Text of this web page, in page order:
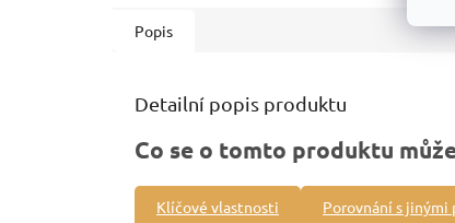
Popis
Detailní popis produktu
Co se o tomto produktu
Klíčové vlastnosti Porovnání s jinými